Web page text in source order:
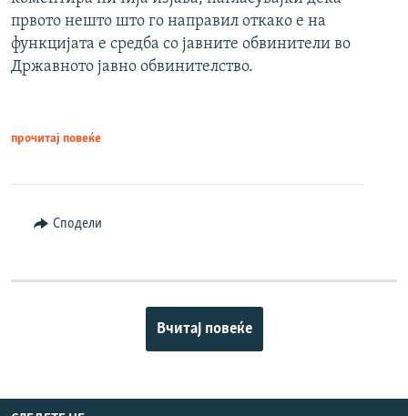
првото нешто што го направил откако е на
функцијата е средба со јавните обвинители во
Државното јавно обвинителство.
прочитај повеќе
Сподели
Вчитај повеќе